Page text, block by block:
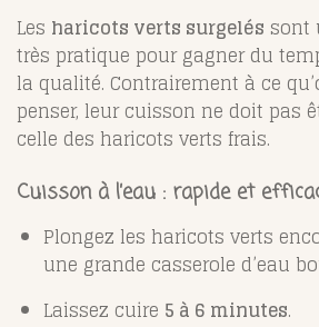
Les haricots verts surgelés sont
très pratique pour gagner du
la qualité. Contrairement à ce
penser, leur cuisson ne doit pas
celle des haricots verts frais.
Cuisson à l’eau : rapide et
Plongez les haricots verts
une grande casserole d’eau
Laissez cuire 5 à 6 minutes.